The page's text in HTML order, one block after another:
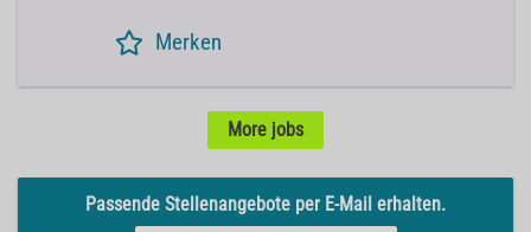
Merken
More jobs
Passende Stellenangebote per E-Mail erhalten.